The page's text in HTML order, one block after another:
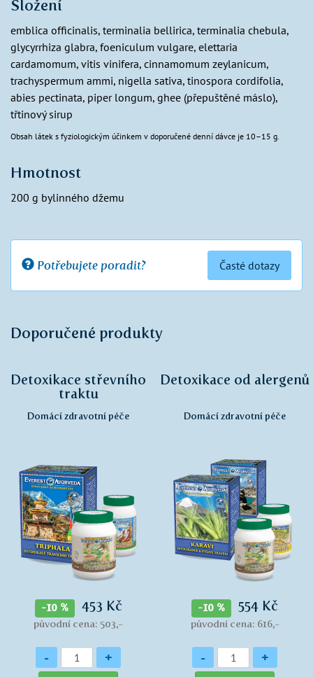
Složení
emblica officinalis, terminalia bellirica, terminalia chebula,
glycyrrhiza glabra, foeniculum vulgare, elettaria
cardamomum, vitis vinifera, cinnamomum zeylanicum,
trachyspermum ammi, nigella sativa, tinospora cordifolia,
abies pectinata, piper longum, ghee (přepuštěné máslo),
třtinový sirup
Obsah látek s fyziologickým účinkem v doporučené denní dávce je 10–15 g.
Hmotnost
200 g bylinného džemu
Potřebujete poradit? Časté dotazy
Doporučené produkty
Detoxikace střevního
traktu
Domácí zdravotní péče
-10 % 453 Kč
původní cena: 503,-
Množství
- +
Detoxikace od alergenů
Domácí zdravotní péče
-10 % 554 Kč
původní cena: 616,-
Množství
- +